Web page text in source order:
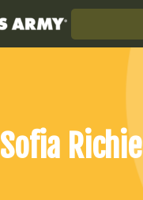
Sofia Richie